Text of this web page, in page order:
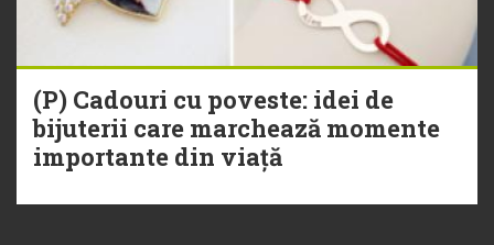
(P) Cadouri cu poveste: idei de
bijuterii care marchează momente
importante din viață